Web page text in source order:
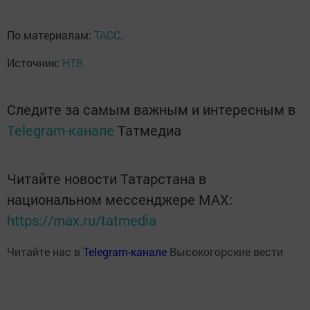
По материалам: ТАСС.
Источник: НТВ
Следите за самым важным и интересным в
Telegram-канале Татмедиа
Читайте новости Татарстана в
национальном мессенджере MАХ:
https://max.ru/tatmedia
Читайте нас в Telegram-канале Высокогорские вести